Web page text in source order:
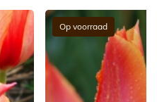
Op voorraad